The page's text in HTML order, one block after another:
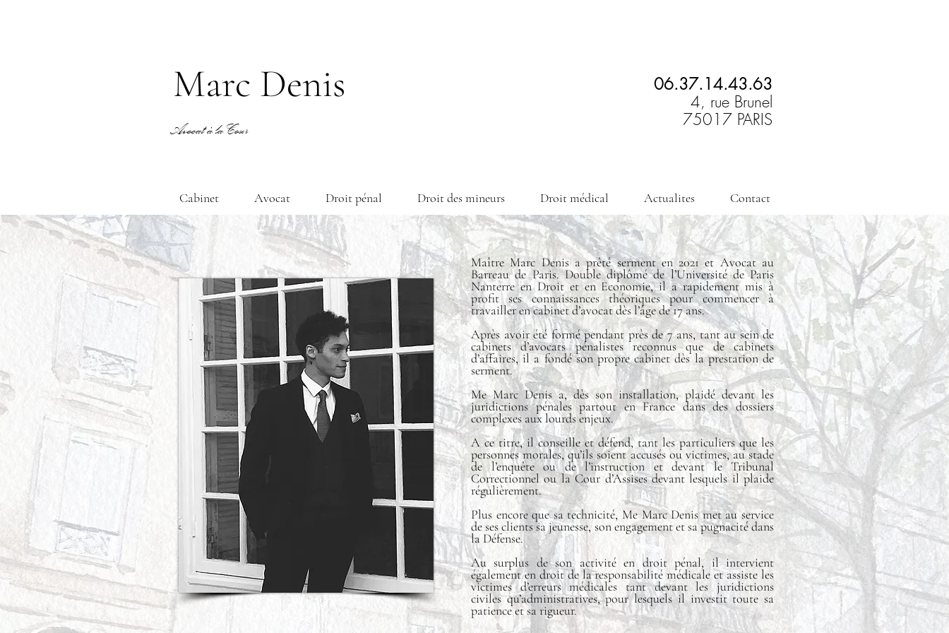
Marc Denis
Avocat à la Cour
Cabinet Avocat Droit pénal Droit des mineurs Droit médical Actualites Contact
06.37.14.43.63
4, rue Brunel
75017 PARIS
Maître Marc Denis a prêté serment en 2021 et Avocat au
Barreau de Paris. Double diplômé de l’Université de Paris
Nanterre en Droit et en Economie, il a rapidement mis à
profit ses connaissances théoriques pour commencer à
travailler en cabinet d’avocat dès l’âge de 17 ans.
Après avoir été formé pendant près de 7 ans, tant au sein de
cabinets d’avocats pénalistes reconnus que de cabinets
d’affaires, il a fondé son propre cabinet dès la prestation de
serment.
Me Marc Denis a, dès son installation, plaidé devant les
juridictions pénales partout en France dans des dossiers
complexes aux lourds enjeux.
A ce titre, il conseille et défend, tant les particuliers que les
personnes morales, qu’ils soient accusés ou victimes, au stade
de l’enquête ou de l’instruction et devant le Tribunal
Correctionnel ou la Cour d’Assises devant lesquels il plaide
régulièrement.
Plus encore que sa technicité, Me Marc Denis met au service
de ses clients sa jeunesse, son engagement et sa pugnacité dans
la Défense.
Au surplus de son activité en droit pénal, il intervient
également en droit de la responsabilité médicale et assiste les
victimes d’erreurs médicales tant devant les juridictions
civiles qu’administratives, pour lesquels il investit toute sa
patience et sa rigueur.